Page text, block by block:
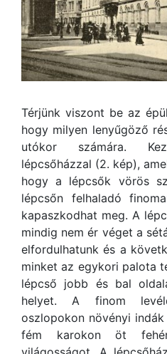
Térjünk viszont be az
hogy milyen lenyűgöző
utókor számára.
lépcsőházzal (2. kép),
hogy a lépcsők vörös
lépcsőn felhaladó
kapaszkodhat meg. A
mindig nem ér véget a
elfordulhatunk és a
minket az egykori palota
lépcső jobb és bal
helyet. A finom
oszlopokon növényi
fém karokon öt